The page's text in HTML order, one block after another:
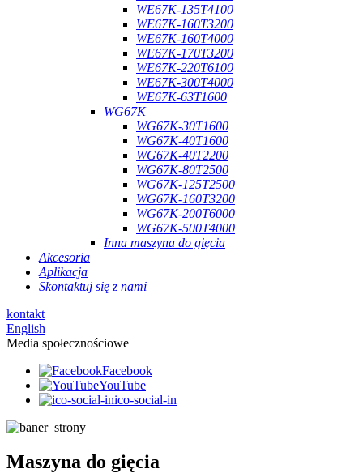
WE67K-135T4100
WE67K-160T3200
WE67K-160T4000
WE67K-170T3200
WE67K-220T6100
WE67K-300T4000
WE67K-63T1600
WG67K
WG67K-30T1600
WG67K-40T1600
WG67K-40T2200
WG67K-80T2500
WG67K-125T2500
WG67K-160T3200
WG67K-200T6000
WG67K-500T4000
Inna maszyna do gięcia
Akcesoria
Aplikacja
Skontaktuj się z nami
kontakt
English
Media społecznościowe
Facebook
YouTube
ico-social-in
Maszyna do gięcia